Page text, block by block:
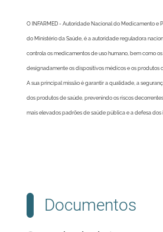
O INFARMED - Autoridade Nacional do Medicamento e
do Ministério da Saúde, é a autoridade reguladora
controla os medicamentos de uso humano, bem como
designadamente os dispositivos médicos e os produtos
A sua principal missão é garantir a qualidade, a
dos produtos de saúde, prevenindo os riscos
mais elevados padrões de saúde pública e a defesa dos
Documentos